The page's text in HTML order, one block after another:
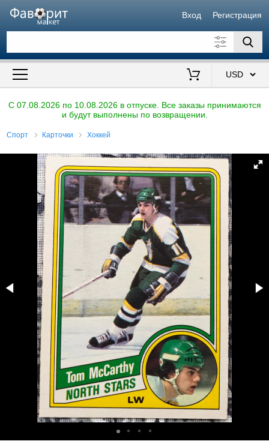
Вход Регистрация
Искать также в описании
C 07.08.2026 по 10.08.2026 в отпуске. Все заказы принимаются
и будут выполнены по возвращении.
Спорт Карточки Хоккей